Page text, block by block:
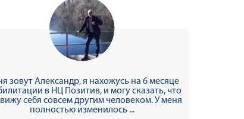
зовут Александр, я нахожусь на 6 месяце
в НЦ Позитив, и могу сказать, что
себя совсем другим человеком. У меня
полностью изменилось ...